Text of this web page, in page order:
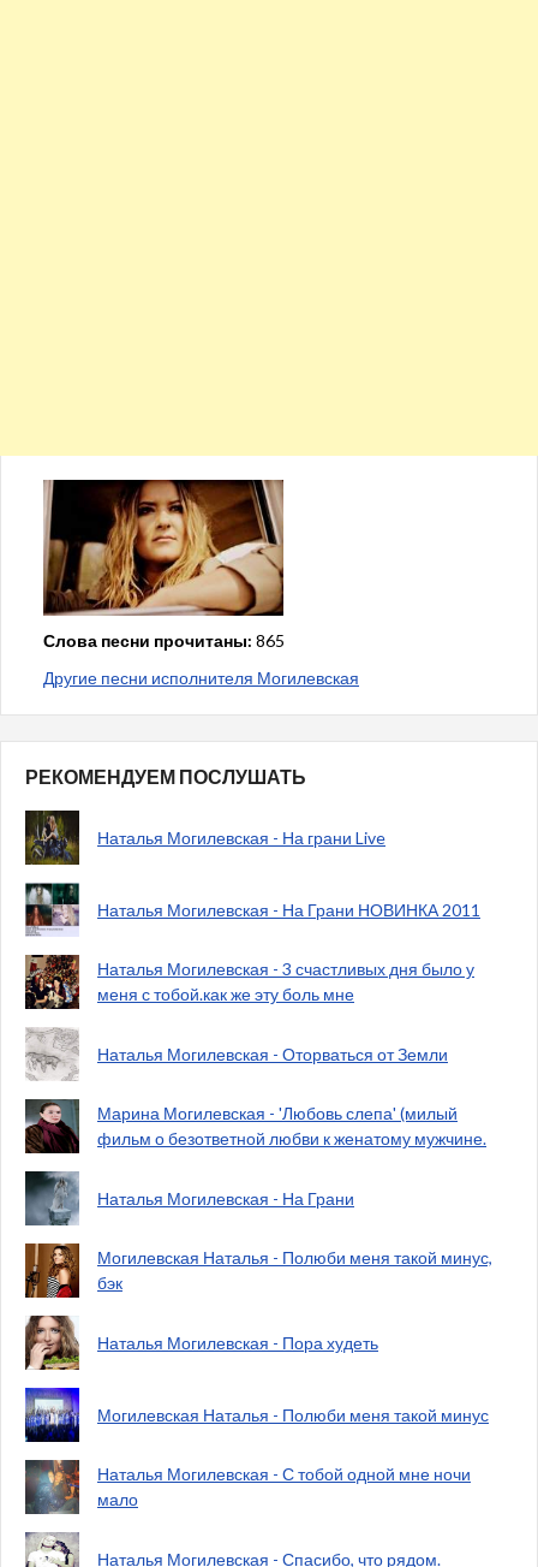
Слова песни прочитаны: 865
Другие песни исполнителя Могилевская
РЕКОМЕНДУЕМ ПОСЛУШАТЬ
Наталья Могилевская - На грани Live
Наталья Могилевская - На Грани НОВИНКА 2011
Наталья Могилевская - 3 счастливых дня было у
меня с тобой.как же эту боль мне
Наталья Могилевская - Оторваться от Земли
Марина Могилевская - 'Любовь слепа' (милый
фильм о безответной любви к женатому мужчине.
Наталья Могилевская - На Грани
Могилевская Наталья - Полюби меня такой минус,
бэк
Наталья Могилевская - Пора худеть
Могилевская Наталья - Полюби меня такой минус
Наталья Могилевская - С тобой одной мне ночи
мало
Наталья Могилевская - Спасибо, что рядом.